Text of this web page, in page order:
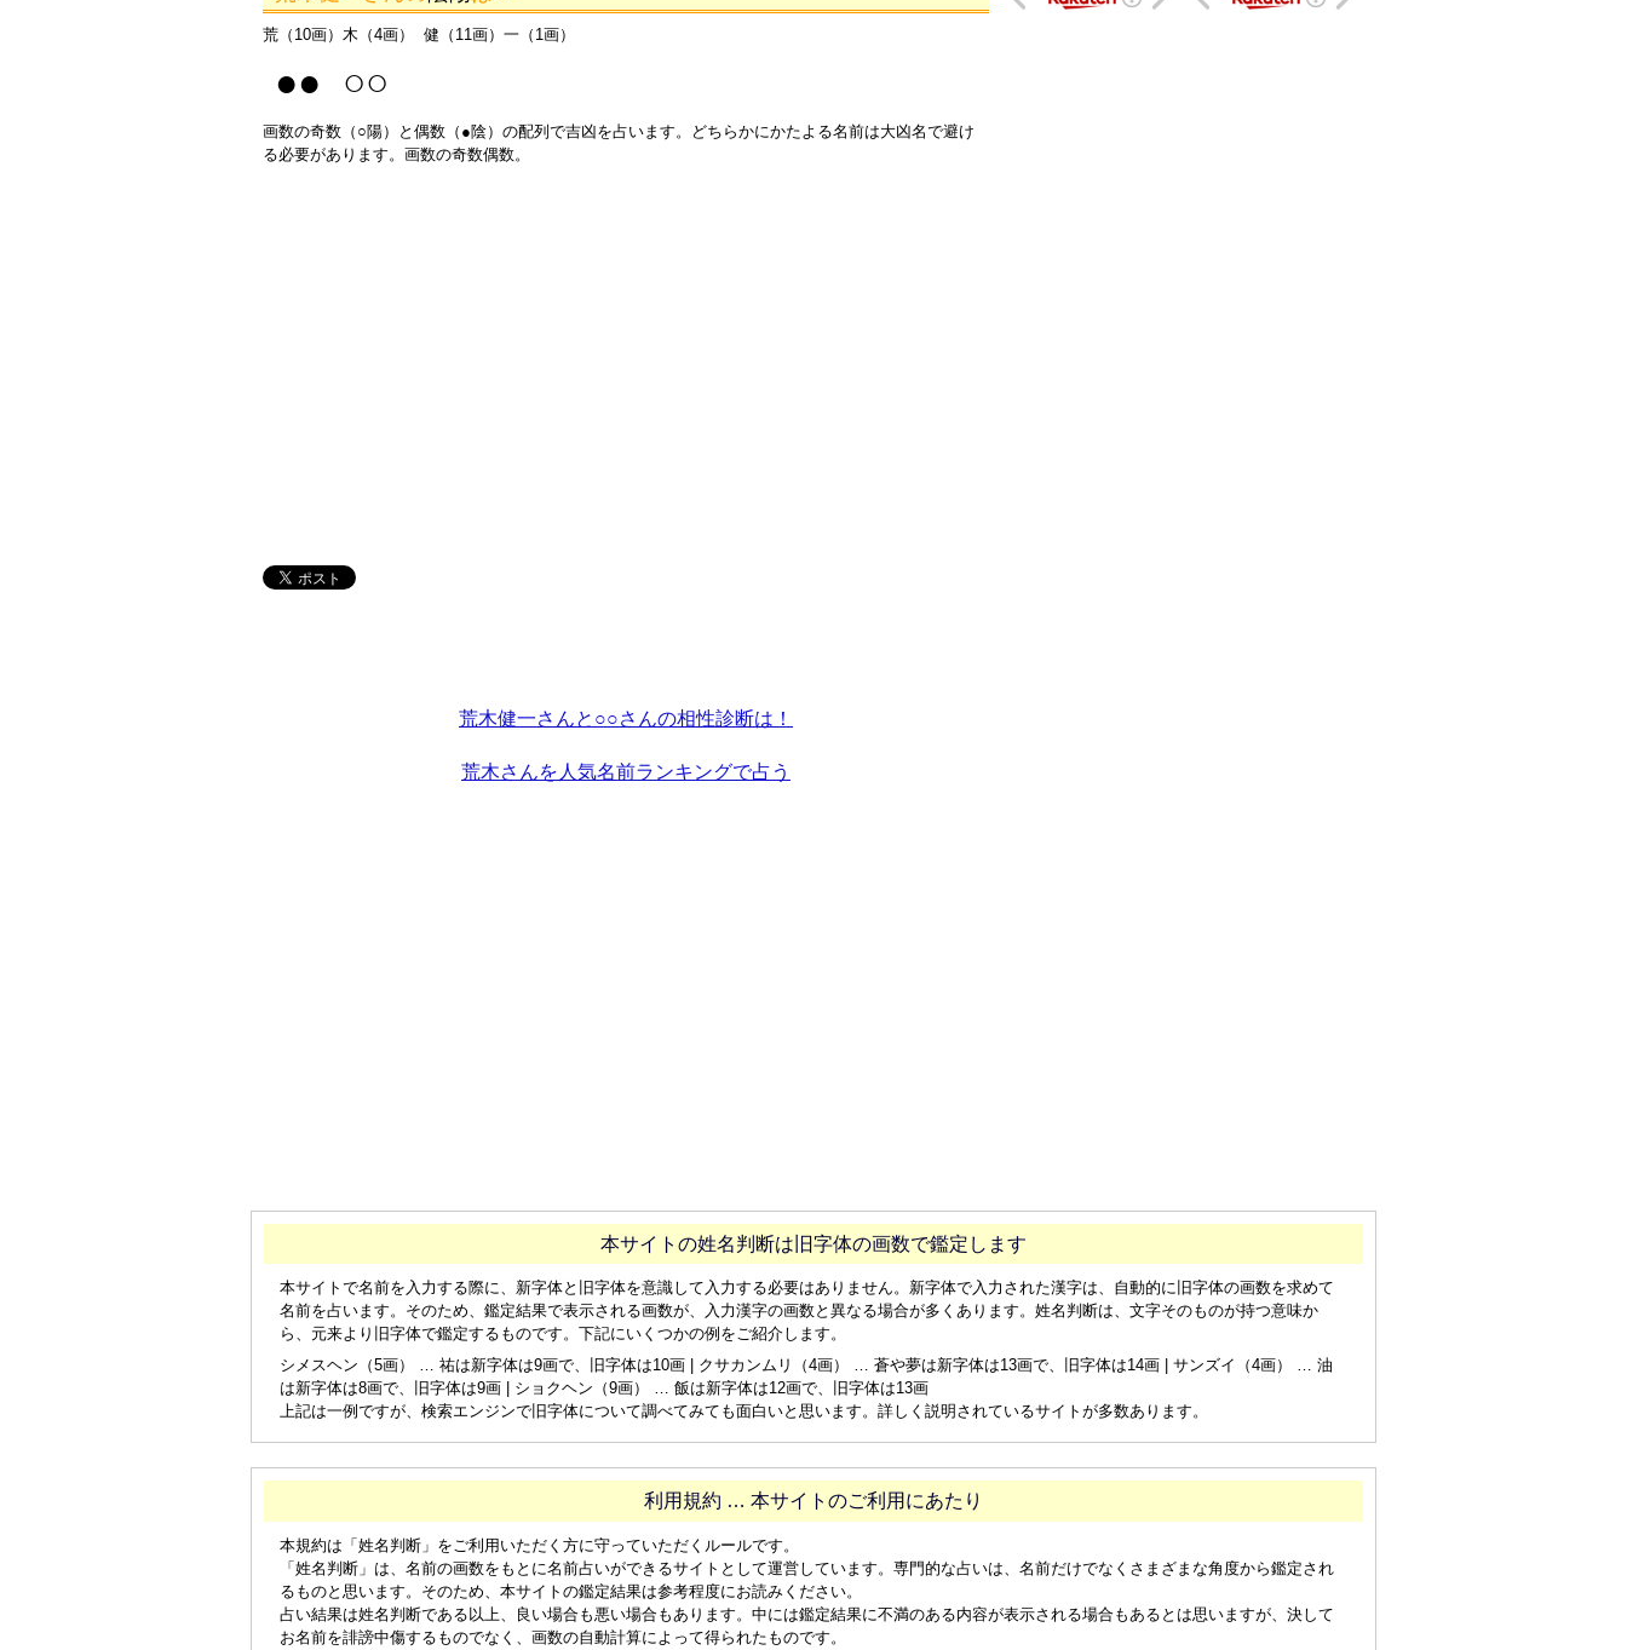
荒（10画）木（4画） 健（11画）一（1画）
●● ○○
画数の奇数（○陽）と偶数（●陰）の配列で吉凶を占います。どちらかにかたよる名前は大凶名で避け
る必要があります。画数の奇数偶数。
荒木健一さんと○○さんの相性診断は！
荒木さんを人気名前ランキングで占う
本サイトの姓名判断は旧字体の画数で鑑定します
本サイトで名前を入力する際に、新字体と旧字体を意識して入力する必要はありません。新字体で入力された漢字は、自動的に旧字体の画数を求めて
名前を占います。そのため、鑑定結果で表示される画数が、入力漢字の画数と異なる場合が多くあります。姓名判断は、文字そのものが持つ意味か
ら、元来より旧字体で鑑定するものです。下記にいくつかの例をご紹介します。
シメスヘン（5画） … 祐は新字体は9画で、旧字体は10画 | クサカンムリ（4画） … 蒼や夢は新字体は13画で、旧字体は14画 | サンズイ（4画） … 油
は新字体は8画で、旧字体は9画 | ショクヘン（9画） … 飯は新字体は12画で、旧字体は13画
上記は一例ですが、検索エンジンで旧字体について調べてみても面白いと思います。詳しく説明されているサイトが多数あります。
利用規約 … 本サイトのご利用にあたり
本規約は「姓名判断」をご利用いただく方に守っていただくルールです。
「姓名判断」は、名前の画数をもとに名前占いができるサイトとして運営しています。専門的な占いは、名前だけでなくさまざまな角度から鑑定され
るものと思います。そのため、本サイトの鑑定結果は参考程度にお読みください。
占い結果は姓名判断である以上、良い場合も悪い場合もあります。中には鑑定結果に不満のある内容が表示される場合もあるとは思いますが、決して
お名前を誹謗中傷するものでなく、画数の自動計算によって得られたものです。